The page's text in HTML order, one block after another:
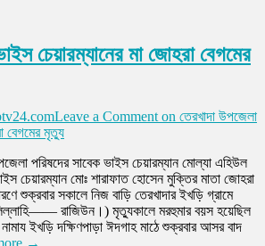
চেয়ারম্যানের মা জোহরা বেগমের
Leave a Comment on তেরখাদা উপজেলা
বেগমের মৃত্যু
পরিষদের সাবেক ভাইস চেয়ারম্যান মোল্যা এহিউল
চেয়ারম্যান মোঃ শারাফাত হোসেন মুক্তির মাতা জোহরা
শুক্রবার সকালে নিজ বাড়ি তেরখাদার ইখড়ি গ্রামে
রাজিউন।) মৃত্যুকালে মরহুমার বয়স হয়েছিল
ইখড়ি দক্ষিণপাড়া ঈদগাহ মাঠে শুক্রবার আসর বাদ